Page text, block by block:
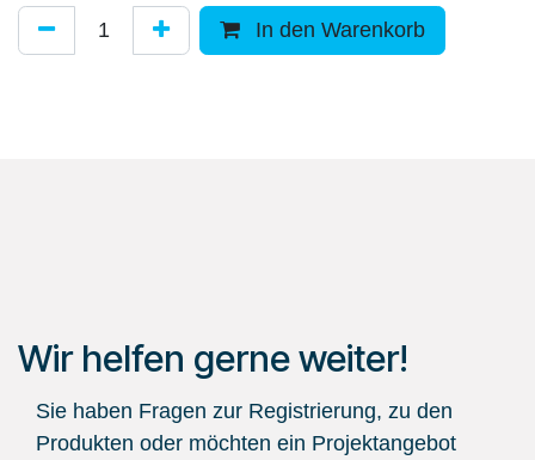
In den Warenkorb
Wir helfen gerne weiter!
Sie haben Fragen zur Registrierung, zu den
Produkten oder möchten ein Projektangebot